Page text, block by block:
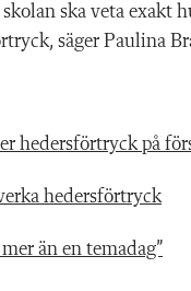
ska veta exakt
säger Paulina
hedersförtryck på
hedersförtryck
än en temadag”